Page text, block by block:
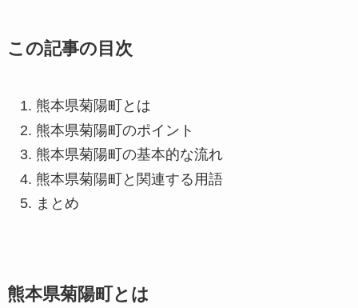
この記事の目次
熊本県菊陽町とは
熊本県菊陽町のポイント
熊本県菊陽町の基本的な流れ
熊本県菊陽町と関連する用語
まとめ
熊本県菊陽町とは